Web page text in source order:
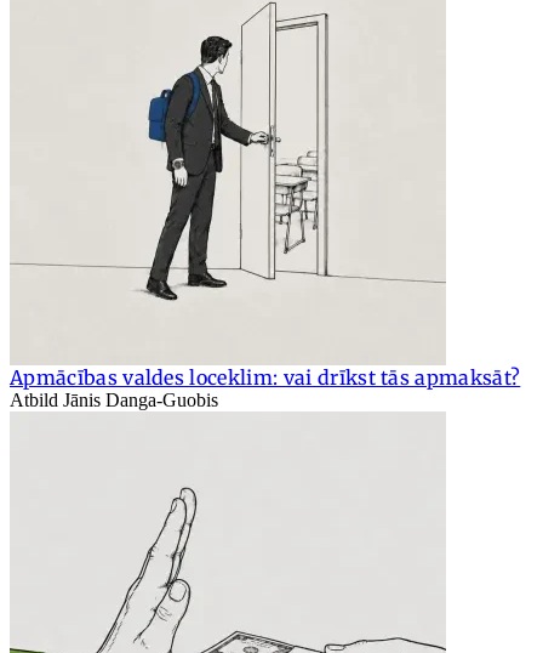
Apmācības valdes loceklim: vai drīkst tās apmaksāt?
Atbild Jānis Danga-Guobis